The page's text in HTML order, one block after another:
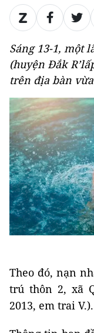
Sáng 13-1, một
(huyện Đắk
trên địa bàn
Theo đó, nạn
trú thôn 2, xã
2013, em trai V.).